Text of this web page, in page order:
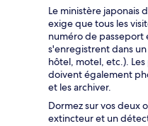
Le ministère japonais
exige que tous les
numéro de passeport
s'enregistrent dans
hôtel, motel, etc.).
doivent également
et les archiver.
Dormez sur vos deux
extincteur et un